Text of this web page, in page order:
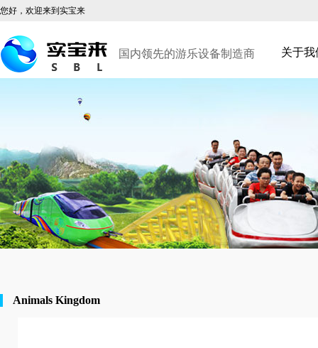
您好，欢迎来到实宝来
国内领先的游乐设备制造商 关于我
Animals Kingdom